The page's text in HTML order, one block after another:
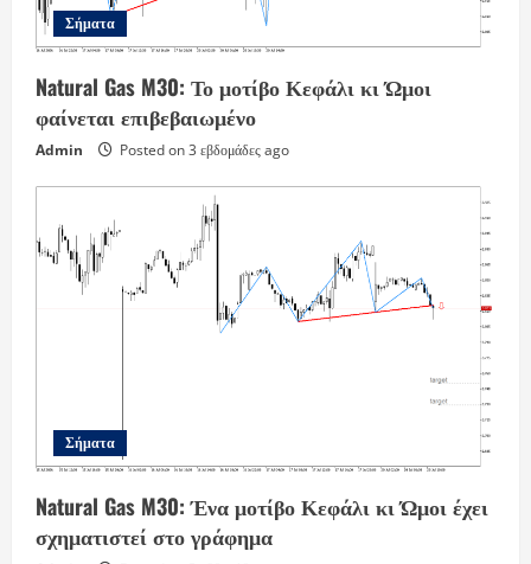
Σήματα
Natural Gas M30: Το μοτίβο Κεφάλι κι Ώμοι
φαίνεται επιβεβαιωμένο
Admin Posted on 3 εβδομάδες ago
Σήματα
Natural Gas M30: Ένα μοτίβο Κεφάλι κι Ώμοι έχει
σχηματιστεί στο γράφημα